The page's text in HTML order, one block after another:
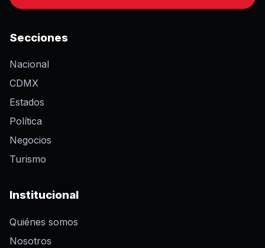
Secciones
Nacional
CDMX
Estados
Política
Negocios
Turismo
Institucional
Quiénes somos
Nosotros